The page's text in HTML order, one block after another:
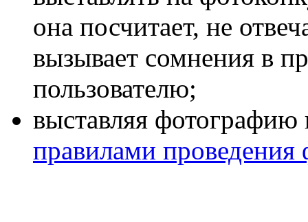
она посчитает, не
вызывает сомнения в
пользователю;
выставляя фотографию
правилами проведения